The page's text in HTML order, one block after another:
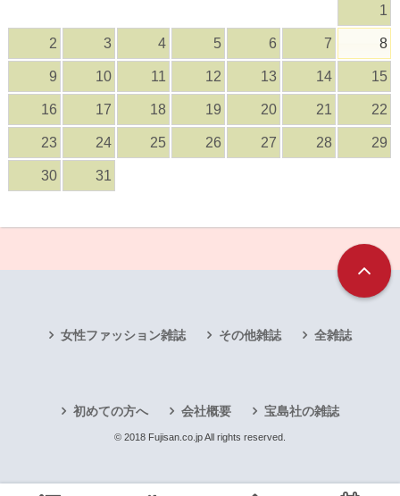
1
2 3 4 5 6 7 8
9 10 11 12 13 14 15
16 17 18 19 20 21 22
23 24 25 26 27 28 29
30 31
女性ファッション雑誌 その他雑誌 全雑誌
初めての方へ 会社概要 宝島社の雑誌
© 2018 Fujisan.co.jp All rights reserved.